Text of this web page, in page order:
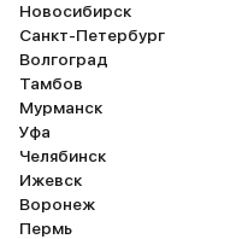
Новосибирск
Санкт-Петербург
Волгоград
Тамбов
Мурманск
Уфа
Челябинск
Ижевск
Воронеж
Пермь